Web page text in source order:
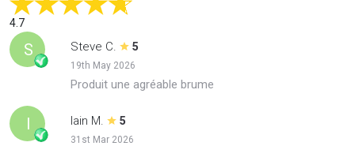
4.7
S Steve C. 5
19th May 2026
Produit une agréable brume
I Iain M. 5
31st Mar 2026